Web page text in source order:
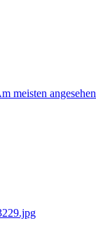
meisten angesehen